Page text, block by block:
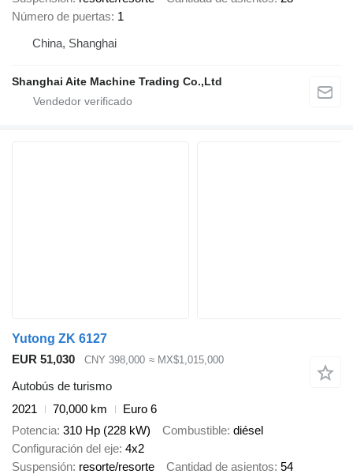
Número de puertas 1
China, Shanghai
Shanghai Aite Machine Trading Co.,Ltd
Yutong ZK 6127
EUR 51,030
CNY 398,000 ≈ MX$1,015,000
Autobús de turismo
2021
70,000 km
Euro 6
Potencia 310 Hp (228 kW) Combustible diésel
Configuración del eje 4x2
Suspensión resorte/resorte Cantidad de asientos 54